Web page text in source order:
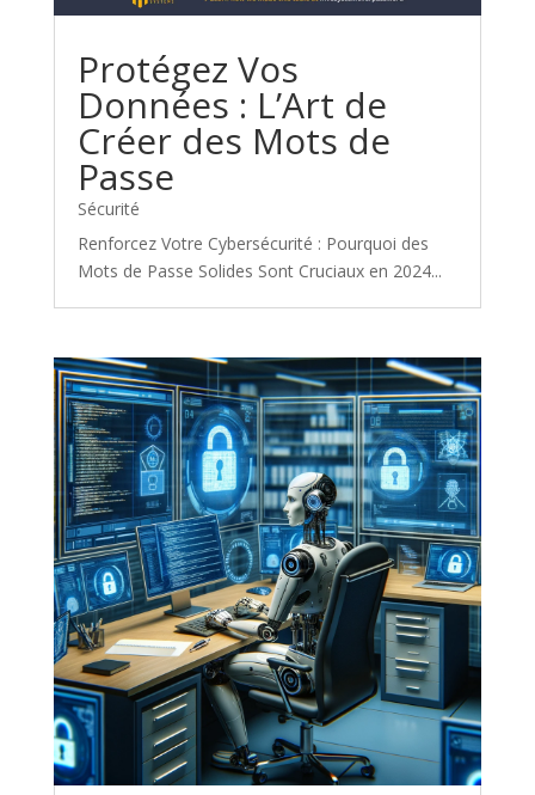
Protégez Vos
Données : L’Art de
Créer des Mots de
Passe
Sécurité
Renforcez Votre Cybersécurité : Pourquoi des
Mots de Passe Solides Sont Cruciaux en 2024...